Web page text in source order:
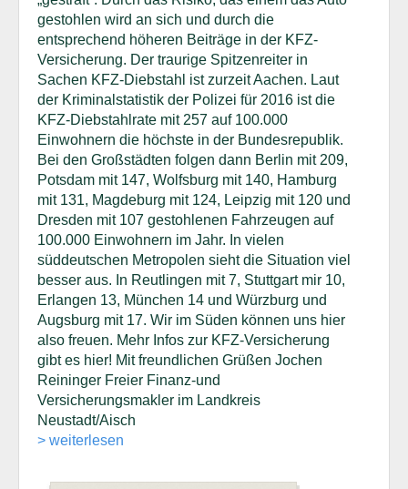
gestohlen wird an sich und durch die
entsprechend höheren Beiträge in der KFZ-
Versicherung. Der traurige Spitzenreiter in
Sachen KFZ-Diebstahl ist zurzeit Aachen. Laut
der Kriminalstatistik der Polizei für 2016 ist die
KFZ-Diebstahlrate mit 257 auf 100.000
Einwohnern die höchste in der Bundesrepublik.
Bei den Großstädten folgen dann Berlin mit 209,
Potsdam mit 147, Wolfsburg mit 140, Hamburg
mit 131, Magdeburg mit 124, Leipzig mit 120 und
Dresden mit 107 gestohlenen Fahrzeugen auf
100.000 Einwohnern im Jahr. In vielen
süddeutschen Metropolen sieht die Situation viel
besser aus. In Reutlingen mit 7, Stuttgart mir 10,
Erlangen 13, München 14 und Würzburg und
Augsburg mit 17. Wir im Süden können uns hier
also freuen. Mehr Infos zur KFZ-Versicherung
gibt es hier! Mit freundlichen Grüßen Jochen
Reininger Freier Finanz-und
Versicherungsmakler im Landkreis
Neustadt/Aisch
> weiterlesen